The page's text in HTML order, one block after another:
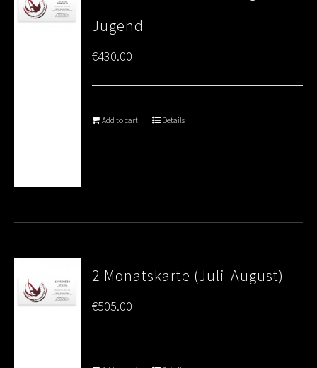
Jugend
€430.00
Add to cart Details
2 Monatskarte (Juli-August)
€505.00